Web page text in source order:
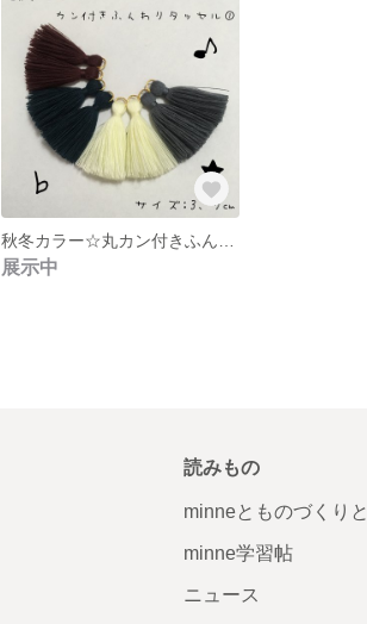
展示中
読みもの
minneとものづくりと
minne学習帖
ニュース